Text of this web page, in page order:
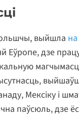
выйшла
Еўропе, дзе
Мексіку і
паўсюль, дзе